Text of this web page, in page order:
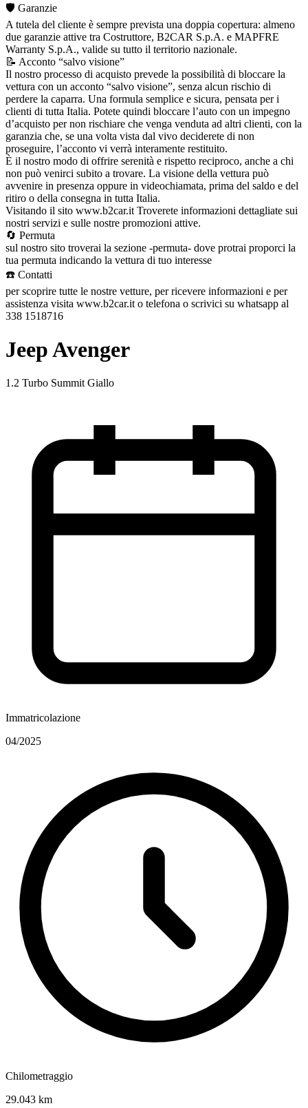
🛡️ Garanzie
A tutela del cliente è sempre prevista una doppia copertura: almeno
due garanzie attive tra Costruttore, B2CAR S.p.A. e MAPFRE
Warranty S.p.A., valide su tutto il territorio nazionale.
📝 Acconto “salvo visione”
Il nostro processo di acquisto prevede la possibilità di bloccare la
vettura con un acconto “salvo visione”, senza alcun rischio di
perdere la caparra. Una formula semplice e sicura, pensata per i
clienti di tutta Italia. Potete quindi bloccare l’auto con un impegno
d’acquisto per non rischiare che venga venduta ad altri clienti, con la
garanzia che, se una volta vista dal vivo deciderete di non
proseguire, l’acconto vi verrà interamente restituito.
È il nostro modo di offrire serenità e rispetto reciproco, anche a chi
non può venirci subito a trovare. La visione della vettura può
avvenire in presenza oppure in videochiamata, prima del saldo e del
ritiro o della consegna in tutta Italia.
Visitando il sito www.b2car.it Troverete informazioni dettagliate sui
nostri servizi e sulle nostre promozioni attive.
🔄 Permuta
sul nostro sito troverai la sezione -permuta- dove protrai proporci la
tua permuta indicando la vettura di tuo interesse
☎️ Contatti
per scoprire tutte le nostre vetture, per ricevere informazioni e per
assistenza visita www.b2car.it o telefona o scrivici su whatsapp al
338 1518716
Jeep Avenger
1.2 Turbo Summit Giallo
Immatricolazione
04/2025
Chilometraggio
29.043 km